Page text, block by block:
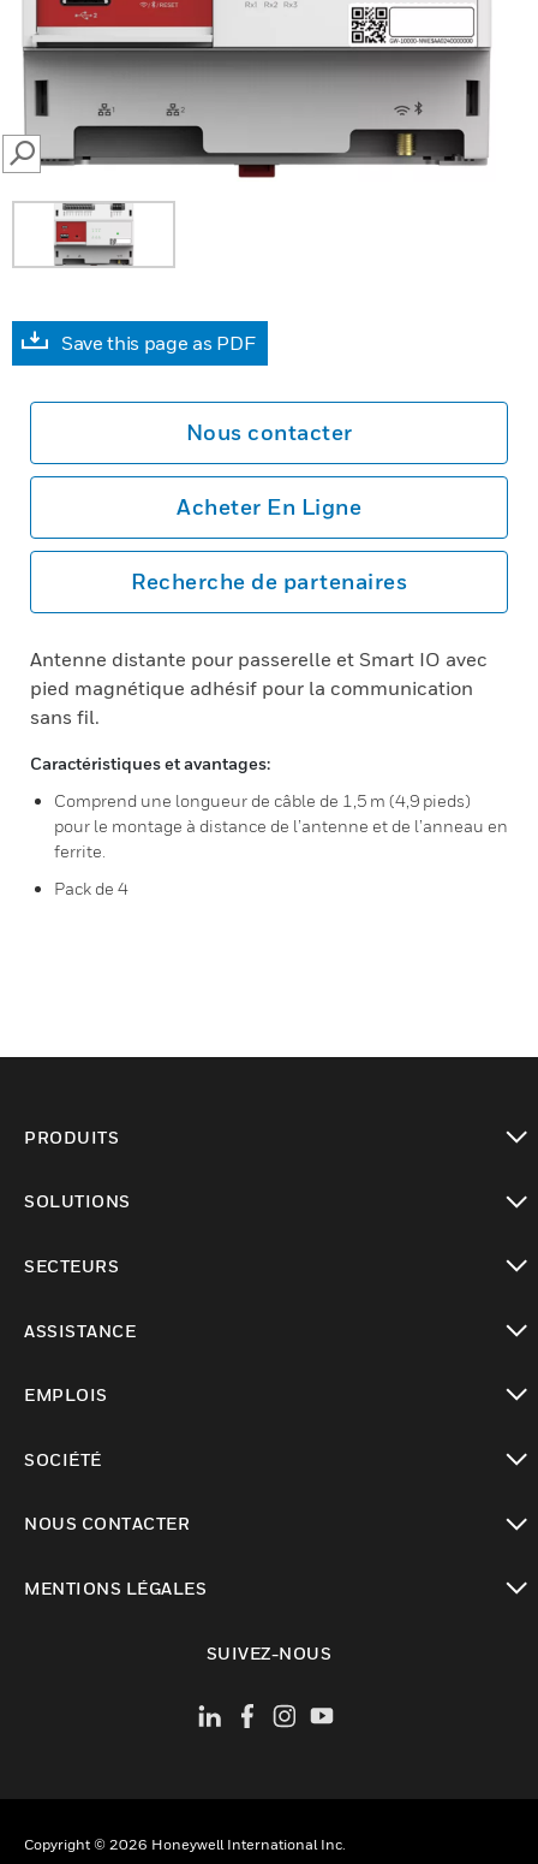
SEARCH
Save this page as PDF
Nous contacter
Acheter En Ligne
Recherche de partenaires
Antenne distante pour passerelle et Smart IO avec
pied magnétique adhésif pour la communication
sans fil.
Caractéristiques et avantages:
Comprend une longueur de câble de 1,5 m (4,9 pieds)
pour le montage à distance de l’antenne et de l’anneau en
ferrite.
Pack de 4
PRODUITS
SOLUTIONS
SECTEURS
ASSISTANCE
EMPLOIS
SOCIÉTÉ
NOUS CONTACTER
MENTIONS LÉGALES
SUIVEZ-NOUS
Copyright © 2026 Honeywell International Inc.